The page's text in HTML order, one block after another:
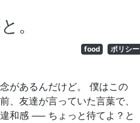
。
food ポリシー
があるんだけど。 僕はこの
、友達が言っていた言葉で、
和感 ── ちょっと待てよ？と